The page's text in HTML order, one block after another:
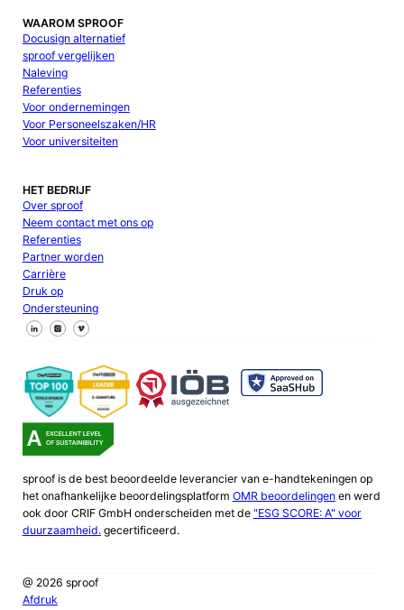
WAAROM SPROOF
Docusign alternatief
sproof vergelijken
Naleving
Referenties
Voor ondernemingen
Voor Personeelszaken/HR
Voor universiteiten
HET BEDRIJF
Over sproof
Neem contact met ons op
Referenties
Partner worden
Carrière
Druk op
Ondersteuning
Volg ons op Facebook
Volg ons op X
Volg ons op LinkedIn
sproof is de best beoordeelde leverancier van e-handtekeningen op
het onafhankelijke beoordelingsplatform OMR beoordelingenen werd
ook door CRIF GmbH onderscheiden met de "ESG SCORE: A" voor
duurzaamheid. gecertificeerd.
@ 2026 sproof
Afdruk